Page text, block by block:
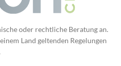
oder rechtliche Beratung an.
Land geltenden Regelungen